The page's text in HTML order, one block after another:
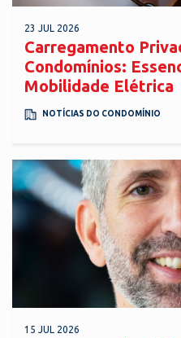
23 JUL 2026
Carregamento
Condomínios:
Mobilidade Elétrica
NOTÍCIAS DO CONDOMÍNIO
15 JUL 2026